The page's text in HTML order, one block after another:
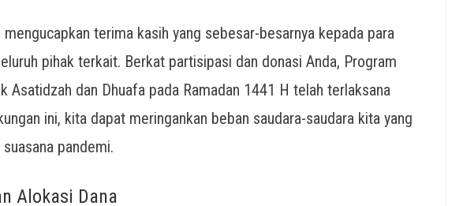
terima kasih yang sebesar-besarnya kepada para
pihak terkait. Berkat partisipasi dan donasi Anda, Program
Asatidzah dan Dhuafa pada Ramadan 1441 H telah terlaksana
ini, kita dapat meringankan beban saudara-saudara kita yang
pandemi.
Alokasi Dana